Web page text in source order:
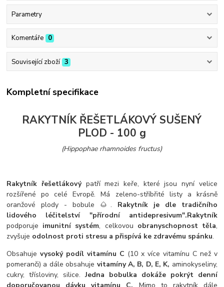
Parametry
Komentáře 0
Související zboží 3
Kompletní specifikace
RAKYTNÍK ŘEŠETLÁKOVÝ SUŠENÝ
PLOD - 100 g
(Hippophae rhamnoides fructus)
Rakytník řešetlákový patří mezi keře, které jsou nyní velice
rozšířené po celé Evropě. Má zeleno-stříbřité listy a krásně
oranžové plody - bobule 🌰. Rakytník je dle tradičního
lidového léčitelství "přírodní antidepresivum".Rakytník
podporuje imunitní systém, celkovou obranyschopnost těla,
zvyšuje odolnost proti stresu a přispívá ke zdravému spánku.
Obsahujevysoký podíl vitamínu C (10 x více vitamínu C než v
pomeranči) a dále obsahuje vitamíny A, B, D, E, K, aminokyseliny,
cukry, třísloviny, silice.Jedna bobulka dokáže pokrýt denní